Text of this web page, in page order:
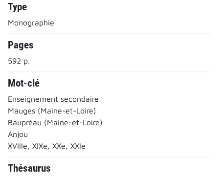
Type
Monographie
Pages
592 p.
Mot-clé
Enseignement secondaire
Mauges (Maine-et-Loire)
Baupréau (Maine-et-Loire)
Anjou
XVIIIe, XIXe, XXe, XXIe
Thésaurus